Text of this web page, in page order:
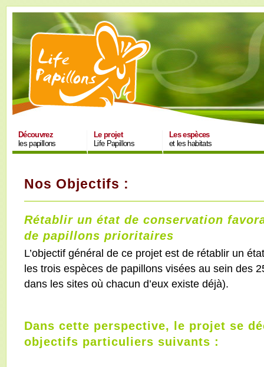
Découvrez
les papillons
Le projet
Life Papillons
Les espèces
et les habitats
Nos Objectifs :
Rétablir un état de conservation
de papillons prioritaires
L’objectif général de ce projet est de rétablir un
les trois espèces de papillons visées au sein des
dans les sites où chacun d’eux existe déjà).
Dans cette perspective, le projet se
objectifs particuliers suivants :